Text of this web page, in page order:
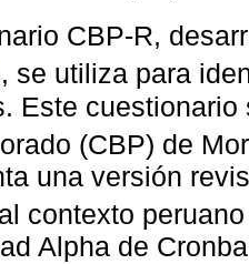
CBP-R,
se utiliza para
Este
(CBP) de
una versión
contexto
Alpha de